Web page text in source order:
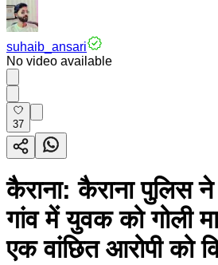
suhaib_ansari
No video available
37
कैराना: कैराना पुलिस
गांव में युवक को गोली
एक वांछित आरोपी को